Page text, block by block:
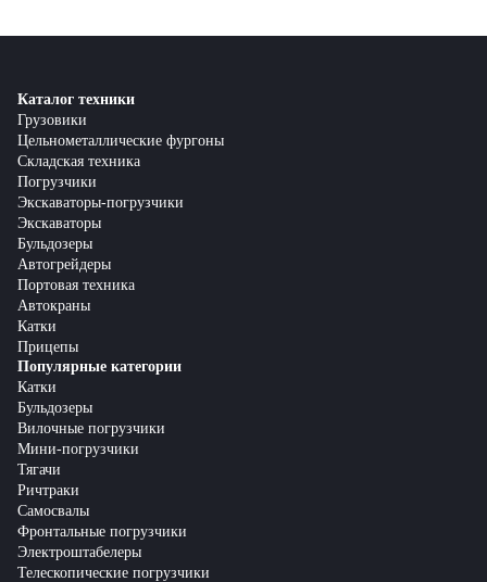
Каталог техники
Грузовики
Цельнометаллические фургоны
Складская техника
Погрузчики
Экскаваторы-погрузчики
Экскаваторы
Бульдозеры
Автогрейдеры
Портовая техника
Автокраны
Катки
Прицепы
Популярные категории
Катки
Бульдозеры
Вилочные погрузчики
Мини-погрузчики
Тягачи
Ричтраки
Самосвалы
Фронтальные погрузчики
Электроштабелеры
Телескопические погрузчики